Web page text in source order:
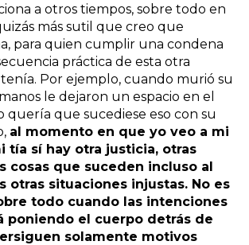
a otros tiempos, sobre todo en
más sutil que creo que
para quien cumplir una condena
práctica de esta otra
Por ejemplo, cuando murió su
le dejaron un espacio en el
quería que sucediese eso con su
al momento en que yo veo a mi
tía sí hay otra justicia, otras
cosas que suceden incluso al
otras situaciones injustas. No es
todo cuando las intenciones
poniendo el cuerpo detrás de
solamente motivos